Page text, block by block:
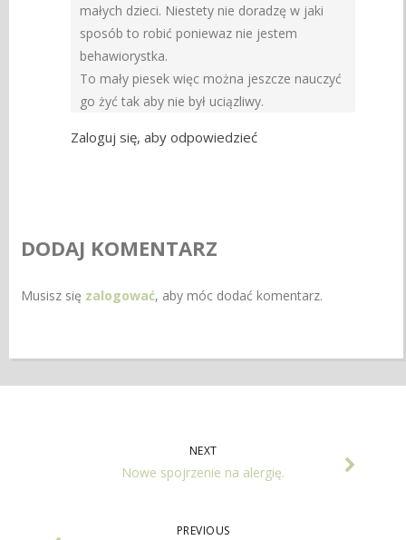
małych dzieci. Niestety nie doradzę w jaki
sposób to robić poniewaz nie jestem
behawiorystka.
To mały piesek więc można jeszcze nauczyć
go żyć tak aby nie był uciązliwy.
Zaloguj się, aby odpowiedzieć
DODAJ KOMENTARZ
Musisz się zalogować, aby móc dodać komentarz.
NEXT
Nowe spojrzenie na alergię.
PREVIOUS